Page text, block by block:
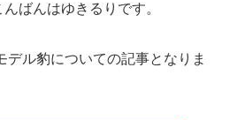
ばんはゆきるりです。
デル豹についての記事となりま